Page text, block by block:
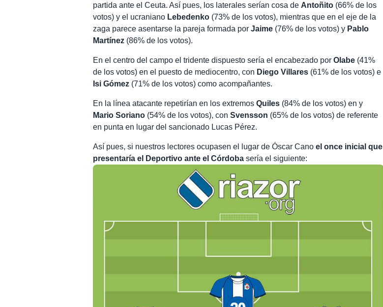
partida ante el Ceuta. Así pues, los laterales serían cosa de Antoñito (66% de los
votos) y el ucraniano Lebedenko (73% de los votos), mientras que en el eje de la
zaga parece asentarse la pareja formada porJaime (76% de los votos) y Pablo
Martínez (86% de los votos).
En el centro del campo el tridente dispuesto sería el encabezado porOlabe (41%
de los votos) en el puesto de mediocentro, con Diego Villares (61% de los votos) e
Isi Gómez (71% de los votos) como acompañantes.
En la línea atacante repetirían en los extremosQuiles (84% de los votos) en y
Mario Soriano (54% de los votos), conSvensson (65% de los votos) de referente
en punta en lugar del sancionado Lucas Pérez.
Así pues, si nuestros lectores ocupasen el lugar de Óscar Canoel once inicial que
presentaría el Deportivo ante el Córdoba sería el siguiente: